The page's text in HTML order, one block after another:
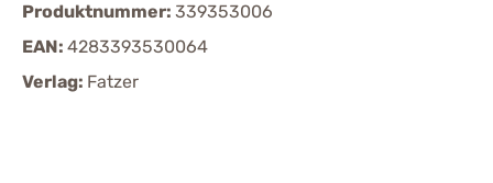
Produktnummer: 339353006
EAN: 4283393530064
Verlag: Fatzer